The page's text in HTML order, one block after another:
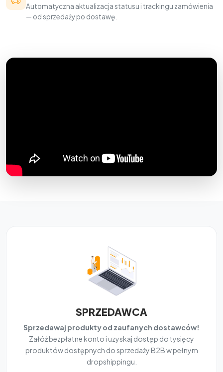
Automatyczna aktualizacja statusu i trackingu zamówienia
— od sprzedaży po dostawę.
SPRZEDAWCA
Sprzedawaj produkty od zaufanych dostawców!
Załóż bezpłatne konto i uzyskaj dostęp do tysięcy
produktów dostępnych do sprzedaży B2B w pełnym
dropshippingu.